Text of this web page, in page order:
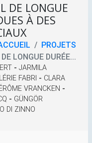
DE LONGUE
À DES
PROJETS
LONGUE DURÉE...
- JARMILA
FABRI - CLARA
VRANCKEN -
- GÜNGÖR
DI ZINNO